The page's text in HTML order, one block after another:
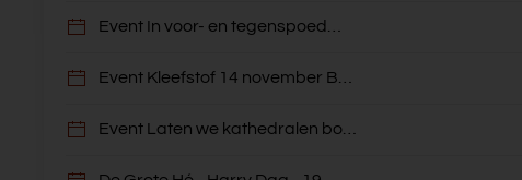
Event In voor- en tegenspoed…
Event Kleefstof 14 november B…
Event Laten we kathedralen bo…